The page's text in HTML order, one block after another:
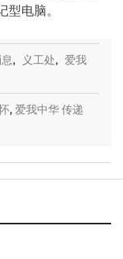
电脑。
, 义工处, 爱我
, 爱我中华 传递